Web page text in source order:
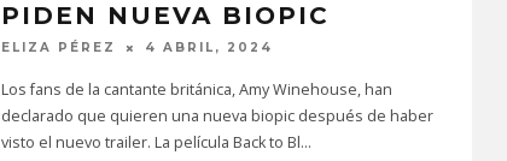
PIDEN NUEVA BIOPIC
ELIZA PÉREZ 4 ABRIL, 2024
Los fans de la cantante británica, Amy Winehouse, han
declarado que quieren una nueva biopic después de haber
visto el nuevo trailer. La película Back to Bl...